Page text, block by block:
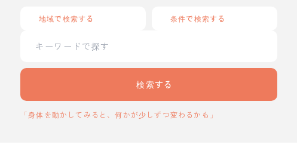
地域で検索する 条件で検索する
検索する
「身体を動かしてみると、何かが少しずつ変わるかも」